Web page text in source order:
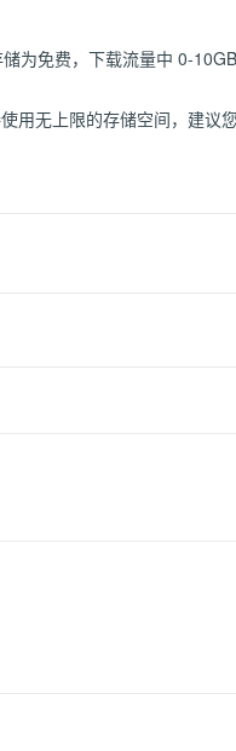
为免费，下载流量中 0-
无上限的存储空间，建议